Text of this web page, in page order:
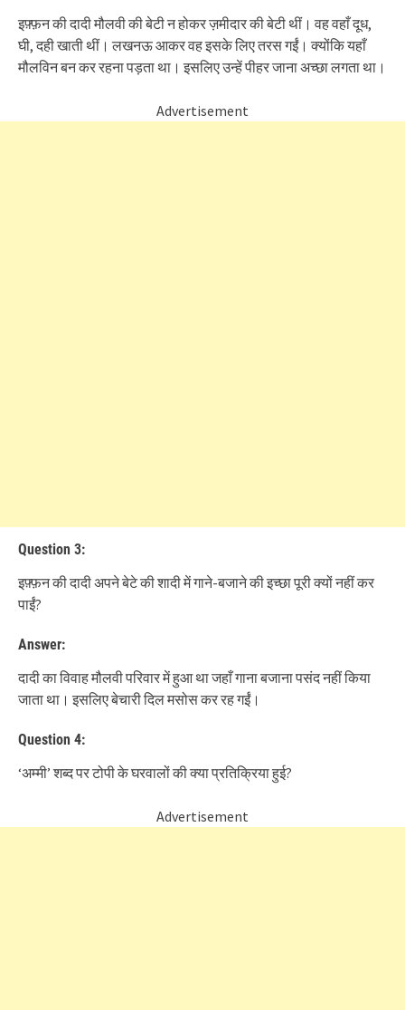
इफ़्फ़न की दादी मौलवी की बेटी न होकर ज़मीदार की बेटी थीं। वह वहाँ दूध,
घी, दही खाती थीं। लखनऊ आकर वह इसके लिए तरस गईं। क्योंकि यहाँ
मौलविन बन कर रहना पड़ता था। इसलिए उन्हें पीहर जाना अच्छा लगता था।
Advertisement
Question 3:
इफ़्फ़न की दादी अपने बेटे की शादी में गाने-बजाने की इच्छा पूरी क्यों नहीं कर
पाईं?
Answer:
दादी का विवाह मौलवी परिवार में हुआ था जहाँ गाना बजाना पसंद नहीं किया
जाता था। इसलिए बेचारी दिल मसोस कर रह गईं।
Question 4:
‘अम्मी’ शब्द पर टोपी के घरवालों की क्या प्रतिक्रिया हुई?
Advertisement